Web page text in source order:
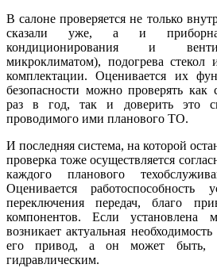
В салоне проверяется не только
сказали уже, а и
кондиционирования и
микроклиматом), подогрева
комплектации. Оценивается их
безопасности можно проверять как
раз в год, так и доверить это
проводимого ими планового ТО.
И последняя система, на которой
проверка тоже осуществляется
каждого планового
Оценивается работоспособность
переключения передач, благо
компонентов. Если установлена
возникает актуальная
его привод, а он может быть,
гидравлическим.